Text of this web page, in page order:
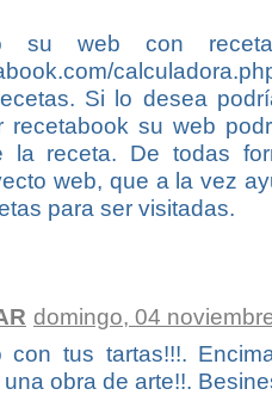
su web con
Si lo desea
recetabook su web
receta. De todas
web, que a la vez
para ser visitadas.
domingo, 04
con tus tartas!!!.
obra de arte!!.